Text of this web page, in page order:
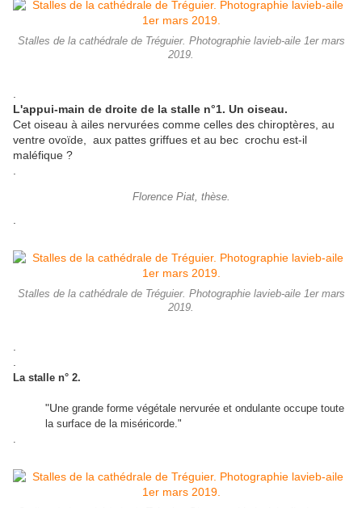
Stalles de la cathédrale de Tréguier. Photographie lavieb-aile 1er mars
2019.
L'appui-main de droite de la stalle n°1. Un oiseau.
Cet oiseau à ailes nervurées comme celles des chiroptères, au
ventre ovoïde, aux pattes griffues et au bec crochu est-il
maléfique ?
Florence Piat, thèse.
Stalles de la cathédrale de Tréguier. Photographie lavieb-aile 1er mars
2019.
La stalle n° 2.
"Une grande forme végétale nervurée et ondulante occupe toute
la surface de la miséricorde."
.